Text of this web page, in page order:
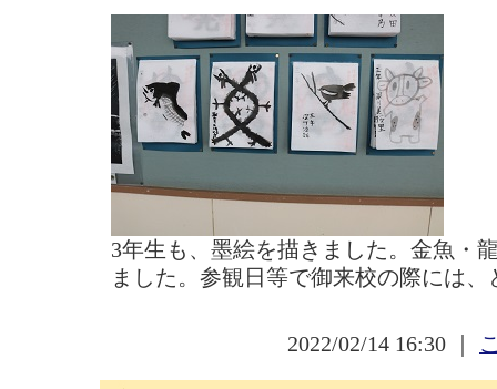
3年生も、墨絵を描きました。金魚・
ました。参観日等で御来校の際には
2022/02/14 16:30 ｜